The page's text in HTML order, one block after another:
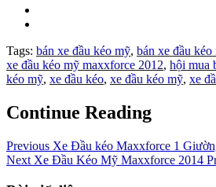
Tags: bán xe đầu kéo mỹ, bán xe đầu kéo
xe đầu kéo mỹ maxxforce 2012, hội mua
kéo mỹ, xe đầu kéo, xe đầu kéo mỹ, xe
Continue Reading
Previous Xe Đầu kéo Maxxforce 1
Next Xe Đầu Kéo Mỹ Maxxforce 2014